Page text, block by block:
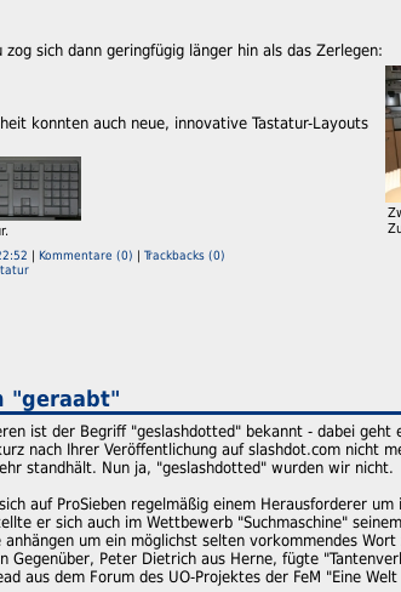
zog sich dann geringfügig länger hin als das Zerlegen:
konnten auch neue, innovative Tastatur-Layouts
| Kommentare (0) | Trackbacks (0)
"geraabt"
ist der Begriff "geslashdotted" bekannt - dabei
nach Ihrer Veröffentlichung auf slashdot.com nicht
standhält. Nun ja, "geslashdotted" wurden wir nicht.
auf ProSieben regelmäßig einem Herausforderer
er sich auch im Wettbewerb "Suchmaschine"
um ein möglichst selten vorkommendes
Peter Dietrich aus Herne, fügte
aus dem Forum des UO-Projektes der FeM "Eine